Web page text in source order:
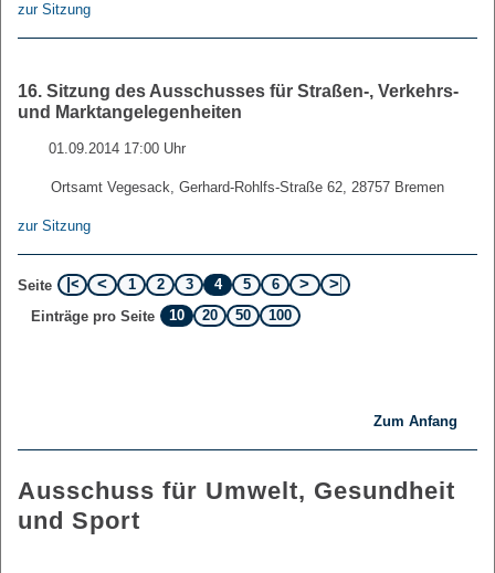
zur Sitzung
16. Sitzung des Ausschusses für Straßen-, Verkehrs-
und Marktangelegenheiten
01.09.2014 17:00 Uhr
Ortsamt Vegesack, Gerhard-Rohlfs-Straße 62, 28757 Bremen
zur Sitzung
Seite 1 2 3 4 5
6
Einträge pro Seite
10 20 50 100
Zum Anfang
Ausschuss für Umwelt, Gesundheit
und Sport